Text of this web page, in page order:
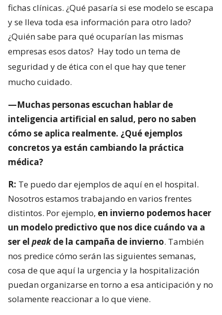
fichas clínicas. ¿Qué pasaría si ese modelo se escapa
y se lleva toda esa información para otro lado?
¿Quién sabe para qué ocuparían las mismas
empresas esos datos? Hay todo un tema de
seguridad y de ética con el que hay que tener
mucho cuidado.
—Muchas personas escuchan hablar de
inteligencia artificial en salud, pero no saben
cómo se aplica realmente. ¿Qué ejemplos
concretos ya están cambiando la práctica
médica?
R: Te puedo dar ejemplos de aquí en el hospital.
Nosotros estamos trabajando en varios frentes
distintos. Por ejemplo, en invierno podemos hacer
un modelo predictivo que nos dice cuándo va a
ser el peakde la campaña de invierno. También
nos predice cómo serán las siguientes semanas,
cosa de que aquí la urgencia y la hospitalización
puedan organizarse en torno a esa anticipación y no
solamente reaccionar a lo que viene.